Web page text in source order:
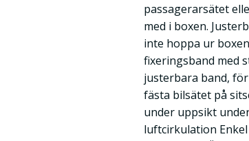
passagerarsätet
med i boxen.
inte hoppa ur
fixeringsband med
justerbara band,
fästa bilsätet på
under uppsikt
luftcirkulation